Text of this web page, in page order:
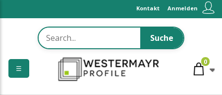
Anmelden
Kontakt
Suche
0
☰